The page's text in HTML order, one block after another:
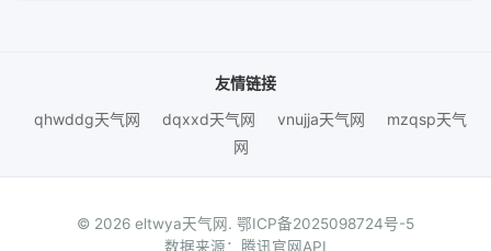
友情链接
qhwddg天气网
dqxxd天气网 vnujja天气网
mzqsp天气
网
© 2026 eltwya天气网. 鄂ICP备2025098724号-5
数据来源：腾讯官网API